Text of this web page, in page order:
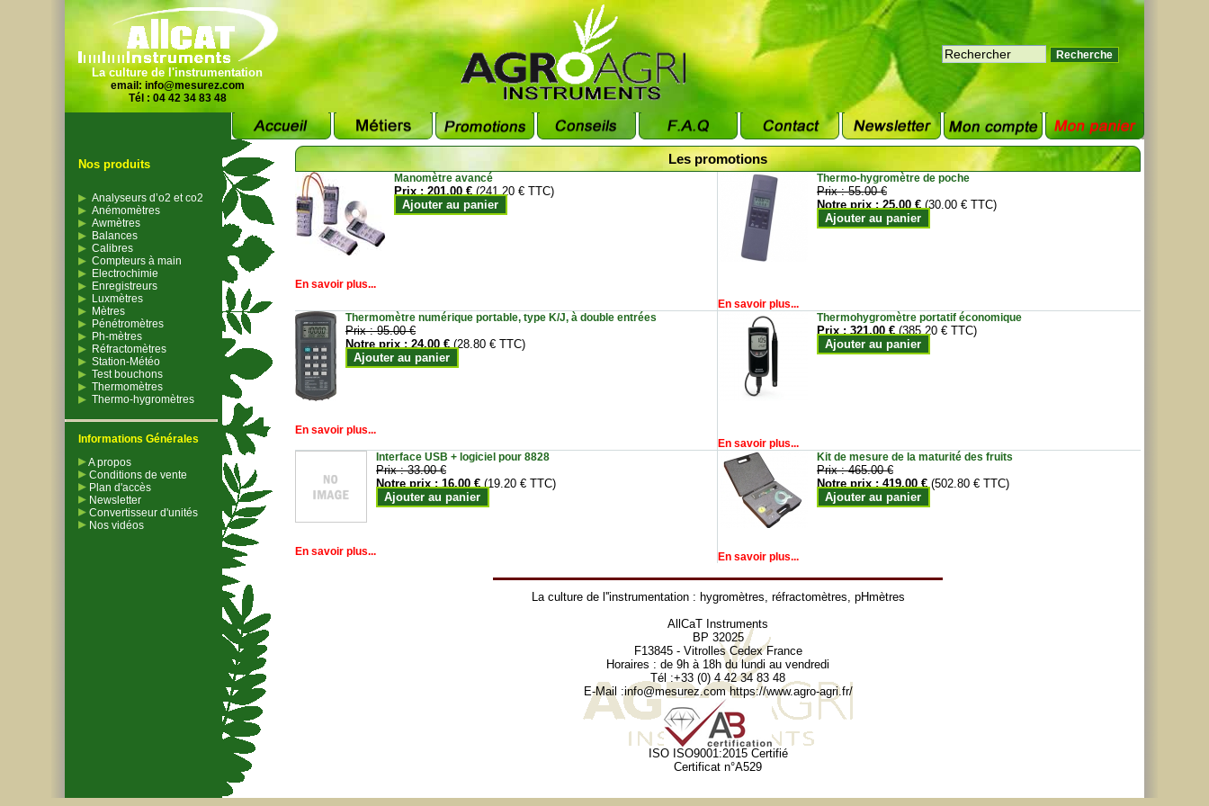
La culture de l'instrumentation
email: info@mesurez.com
Tél : 04 42 34 83 48
Nos produits
Analyseurs d’o2 et co2
Anémomètres
Awmètres
Balances
Calibres
Compteurs à main
Electrochimie
Enregistreurs
Luxmètres
Mètres
Pénétromètres
Ph-mètres
Réfractomètres
Station-Météo
Test bouchons
Thermomètres
Thermo-hygromètres
Informations Générales
A propos
Conditions de vente
Plan d'accès
Newsletter
Convertisseur d'unités
Nos vidéos
Les promotions
Manomètre avancé
Prix :201.00 € (241.20 € TTC)
Ajouter au panier
En savoir plus...
Thermo-hygromètre de poche
Prix :55.00 €
Notre prix :25.00 € (30.00 € TTC)
Ajouter au panier
En savoir plus...
Thermomètre numérique portable, type K/J, à double entrées
Prix :95.00 €
Notre prix :24.00 € (28.80 € TTC)
Ajouter au panier
En savoir plus...
Thermohygromètre portatif économique
Prix :321.00 € (385.20 € TTC)
Ajouter au panier
En savoir plus...
Interface USB + logiciel pour 8828
Prix :33.00 €
Notre prix :16.00 € (19.20 € TTC)
Ajouter au panier
En savoir plus...
Kit de mesure de la maturité des fruits
Prix :465.00 €
Notre prix :419.00 € (502.80 € TTC)
Ajouter au panier
En savoir plus...
La culture de l''instrumentation : hygromètres, réfractomètres, pHmètres
AllCaT Instruments
BP 32025
F13845 - Vitrolles Cedex France
Horaires : de 9h à 18h du lundi au vendredi
Tél :+33 (0) 4 42 34 83 48
E-Mail :info@mesurez.com https://www.agro-agri.fr/
ISO ISO9001:2015 Certifié
Certificat n°A529